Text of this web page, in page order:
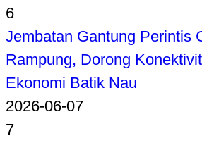
6
Jembatan Gantung Perintis
Rampung, Dorong
Ekonomi Batik Nau
2026-06-07
7